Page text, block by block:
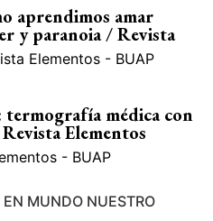
aprendimos amar
y paranoia / Revista
Elementos - BUAP
médica con
Elementos
- BUAP
MUNDO NUESTRO